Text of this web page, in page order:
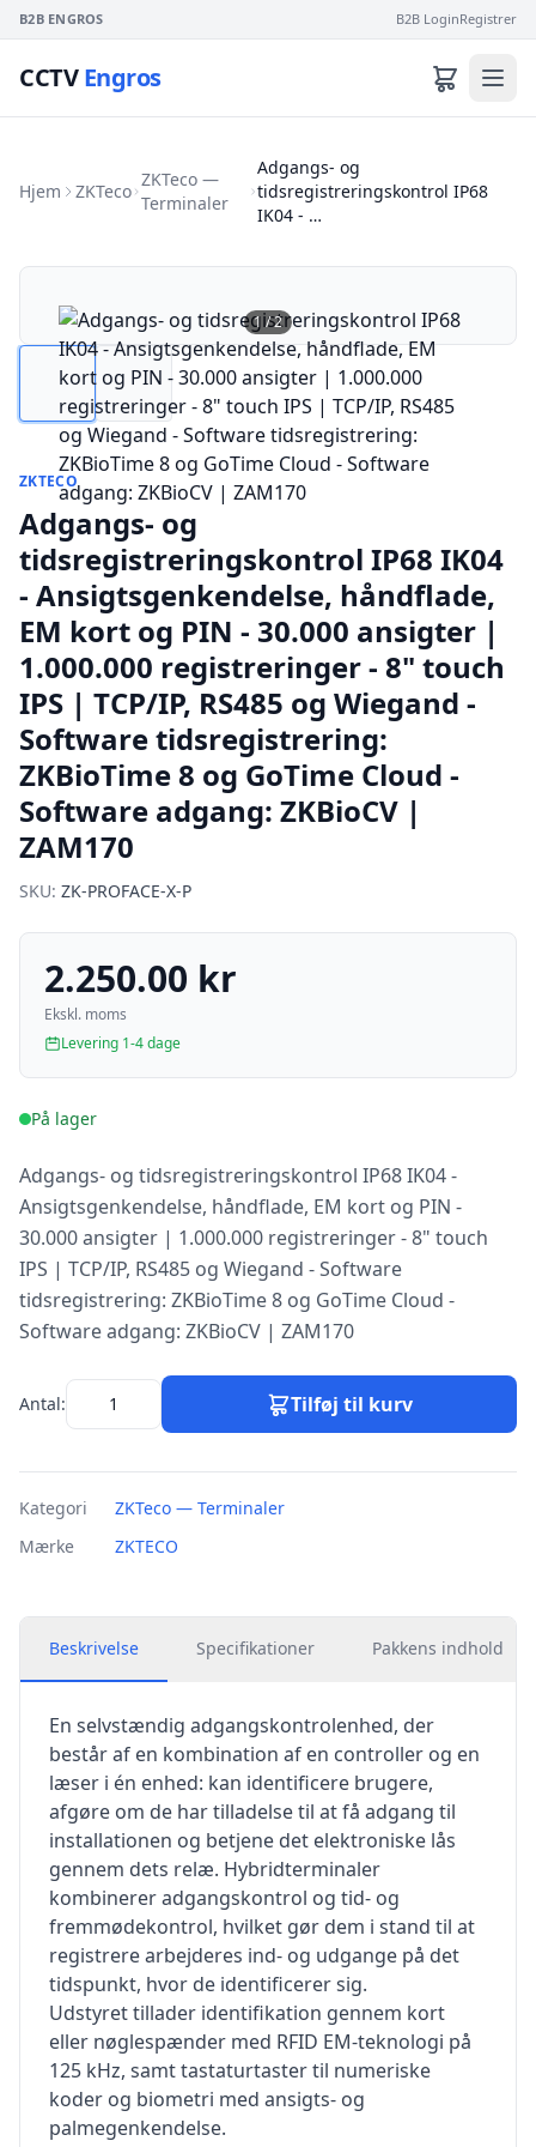
B2B ENGROS B2B LoginRegistrer
CCTVEngros
Hjem ZKTeco
ZKTeco —
Terminaler
Adgangs- og
tidsregistreringskontrol IP68
IK04 - …
1/2
ZKTECO
Adgangs- og
tidsregistreringskontrol IP68 IK04
- Ansigtsgenkendelse, håndflade,
EM kort og PIN - 30.000 ansigter |
1.000.000 registreringer - 8" touch
IPS | TCP/IP, RS485 og Wiegand -
Software tidsregistrering:
ZKBioTime 8 og GoTime Cloud -
Software adgang: ZKBioCV |
ZAM170
SKU: ZK-PROFACE-X-P
2.250.00 kr
Ekskl. moms
Levering 1-4 dage
På lager
Adgangs- og tidsregistreringskontrol IP68 IK04 -
Ansigtsgenkendelse, håndflade, EM kort og PIN -
30.000 ansigter | 1.000.000 registreringer - 8" touch
IPS | TCP/IP, RS485 og Wiegand - Software
tidsregistrering: ZKBioTime 8 og GoTime Cloud -
Software adgang: ZKBioCV | ZAM170
Antal: Tilføj til kurv
Kategori
ZKTeco — Terminaler
Mærke
ZKTECO
Beskrivelse Specifikationer Pakkens indhold
En selvstændig adgangskontrolenhed, der
består af en kombination af en controller og en
læser i én enhed: kan identificere brugere,
afgøre om de har tilladelse til at få adgang til
installationen og betjene det elektroniske lås
gennem dets relæ. Hybridterminaler
kombinerer adgangskontrol og tid- og
fremmødekontrol, hvilket gør dem i stand til at
registrere arbejderes ind- og udgange på det
tidspunkt, hvor de identificerer sig.
Udstyret tillader identifikation gennem kort
eller nøglespænder med RFID EM-teknologi på
125 kHz, samt tastaturtaster til numeriske
koder og biometri med ansigts- og
palmegenkendelse.